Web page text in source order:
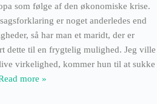
som følge af den økonomiske krise.
er noget anderledes end
så har man et maridt, der er
dette til en frygtelig mulighed. Jeg ville
virkelighed, kommer hun til at sukke
more »